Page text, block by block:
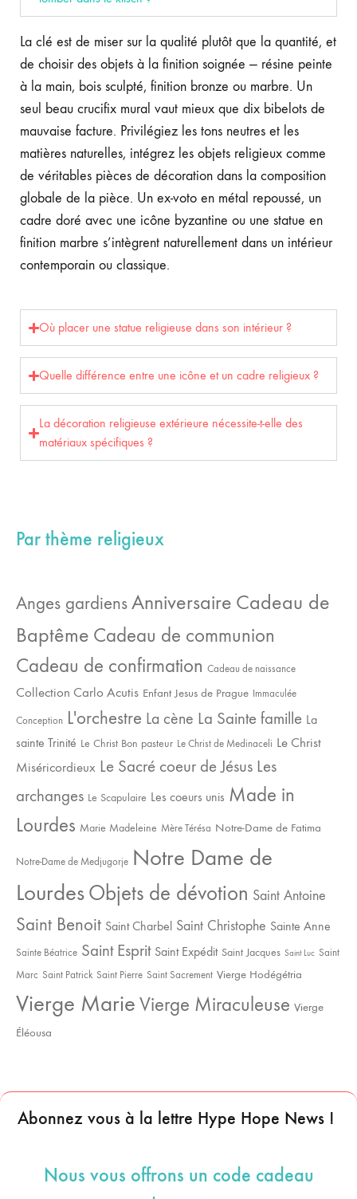
La clé est de miser sur la qualité plutôt que la quantité, et
de choisir des objets à la finition soignée — résine peinte
à la main, bois sculpté, finition bronze ou marbre. Un
seul beau crucifix mural vaut mieux que dix bibelots de
mauvaise facture. Privilégiez les tons neutres et les
matières naturelles, intégrez les objets religieux comme
de véritables pièces de décoration dans la composition
globale de la pièce. Un ex-voto en métal repoussé, un
cadre doré avec une icône byzantine ou une statue en
finition marbre s’intègrent naturellement dans un intérieur
contemporain ou classique.
Où placer une statue religieuse dans son intérieur ?
Quelle différence entre une icône et un cadre religieux ?
La décoration religieuse extérieure nécessite-t-elle des
matériaux spécifiques ?
Par thème religieux
Anges gardiensAnniversaire Cadeau de
Baptême Cadeau de communion
Cadeau de confirmation Cadeau de naissance
Collection Carlo Acutis Enfant Jesus de Prague Immaculée
Conception L'orchestre La cène La Sainte famille La
sainte Trinité Le Christ Bon pasteur Le Christ de Medinaceli Le Christ
Miséricordieux Le Sacré coeur de Jésus Les
archanges Le Scapulaire Les coeurs unis Made in
Lourdes Marie Madeleine Mère Térésa Notre-Dame de Fatima
Notre-Dame de Medjugorje Notre Dame de
LourdesObjets de dévotion Saint Antoine
Saint Benoit Saint Charbel Saint Christophe Sainte Anne
Sainte Béatrice Saint Esprit Saint Expédit Saint Jacques Saint Luc Saint
Marc Saint Patrick Saint Pierre Saint Sacrement Vierge Hodégétria
Vierge Marie Vierge Miraculeuse Vierge
Éléousa
Abonnez vous à la lettre Hype Hope News !
Nous vous offrons un code cadeau